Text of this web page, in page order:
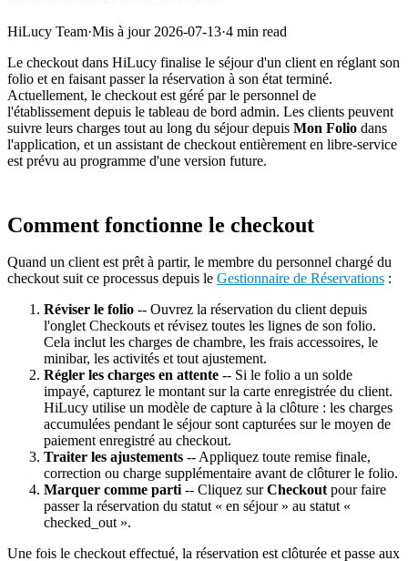
HiLucy Team·Mis à jour 2026-07-13·4 min read
Le checkout dans HiLucy finalise le séjour d'un client en réglant son
folio et en faisant passer la réservation à son état terminé.
Actuellement, le checkout est géré par le personnel de
l'établissement depuis le tableau de bord admin. Les clients peuvent
suivre leurs charges tout au long du séjour depuis Mon Folio dans
l'application, et un assistant de checkout entièrement en libre-service
est prévu au programme d'une version future.
Comment fonctionne le checkout
Quand un client est prêt à partir, le membre du personnel chargé du
checkout suit ce processus depuis le Gestionnaire de Réservations :
Réviser le folio -- Ouvrez la réservation du client depuis
l'onglet Checkouts et révisez toutes les lignes de son folio.
Cela inclut les charges de chambre, les frais accessoires, le
minibar, les activités et tout ajustement.
Régler les charges en attente -- Si le folio a un solde
impayé, capturez le montant sur la carte enregistrée du client.
HiLucy utilise un modèle de capture à la clôture : les charges
accumulées pendant le séjour sont capturées sur le moyen de
paiement enregistré au checkout.
Traiter les ajustements -- Appliquez toute remise finale,
correction ou charge supplémentaire avant de clôturer le folio.
Marquer comme parti -- Cliquez surCheckout pour faire
passer la réservation du statut « en séjour » au statut «
checked_out ».
Une fois le checkout effectué, la réservation est clôturée et passe aux